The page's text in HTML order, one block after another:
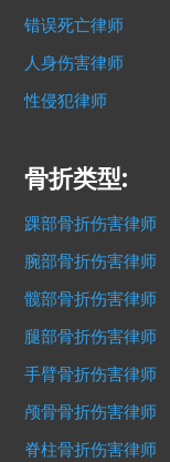
错误死亡律师
人身伤害律师
性侵犯律师
骨折类型:
踝部骨折伤害律师
腕部骨折伤害律师
髋部骨折伤害律师
腿部骨折伤害律师
手臂骨折伤害律师
颅骨骨折伤害律师
脊柱骨折伤害律师